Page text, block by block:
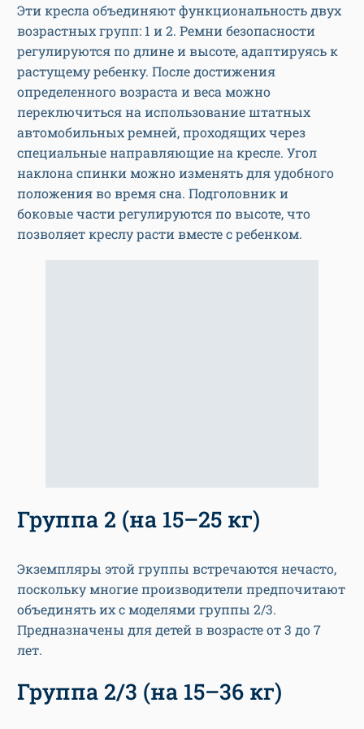
Эти кресла объединяют функциональность двух
возрастных групп: 1 и 2. Ремни безопасности
регулируются по длине и высоте, адаптируясь к
растущему ребенку. После достижения
определенного возраста и веса можно
переключиться на использование штатных
автомобильных ремней, проходящих через
специальные направляющие на кресле. Угол
наклона спинки можно изменять для удобного
положения во время сна. Подголовник и
боковые части регулируются по высоте, что
позволяет креслу расти вместе с ребенком.
Группа 2 (на 15–25 кг)
Экземпляры этой группы встречаются нечасто,
поскольку многие производители предпочитают
объединять их с моделями группы 2/3.
Предназначены для детей в возрасте от 3 до 7
лет.
Группа 2/3 (на 15–36 кг)